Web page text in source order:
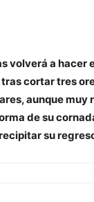
volverá a hacer
tras cortar tres
aunque muy
de su
su